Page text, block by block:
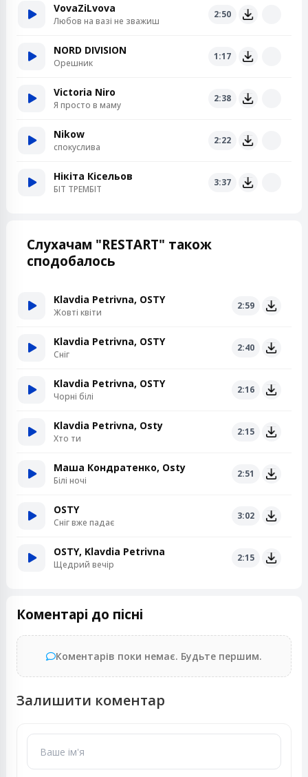
VovaZiLvova
Любов на вазі не зважиш
2:50
NORD DIVISION
Орешник
1:17
Victoria Niro
Я просто в маму
2:38
Nikow
спокуслива
2:22
Нікіта Кісельов
БІТ ТРЕМБІТ
3:37
Слухачам "RESTART" також
сподобалось
Klavdia Petrivna, OSTY
Жовті квіти
2:59
Klavdia Petrivna, OSTY
Сніг
2:40
Klavdia Petrivna, OSTY
Чорні білі
2:16
Klavdia Petrivna, Osty
Хто ти
2:15
Маша Кондратенко, Osty
Білі ночі
2:51
OSTY
Сніг вже падає
3:02
OSTY, Klavdia Petrivna
Щедрий вечір
2:15
Коментарі до пісні
Коментарів поки немає. Будьте першим.
Залишити коментар